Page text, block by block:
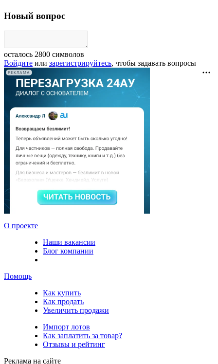
Новый вопрос
осталось 2800 символов
Войдите или зарегистрируйтесь, чтобы задавать вопросы
РЕКЛАМА
О проекте
Наши вакансии
Блог компании
Помощь
Как купить
Как продать
Увеличить продажи
Импорт лотов
Как заплатить за товар?
Отзывы и рейтинг
Реклама на сайте